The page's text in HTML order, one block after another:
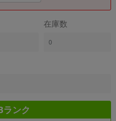
在庫数
0
ランク